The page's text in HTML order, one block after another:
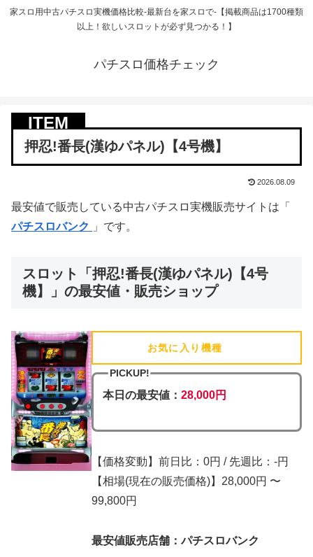
家スロ用中古パチスロ実機価格比較-最新台を家スロで-【掲載商品は1700種類
以上！欲しいスロットが必ず見つかる！】
パチスロ価格チェック
押忍!番長(漢ゆパネル)【4号機】
2026.08.09
最安値で販売している中古パチスロ実機販売サイトは「
パチスロバンク
」です。
スロット「押忍!番長(漢ゆパネル)【4号
機】」の最安値・販売ショップ
お気に入り機種
PICKUP!
本日の最安値： 28,000円
【価格変動】前日比：0円 / 先週比：-円
【相場(現在の販売価格)】28,000円 〜
99,800円
最安値販売店舗：パチスロバンク